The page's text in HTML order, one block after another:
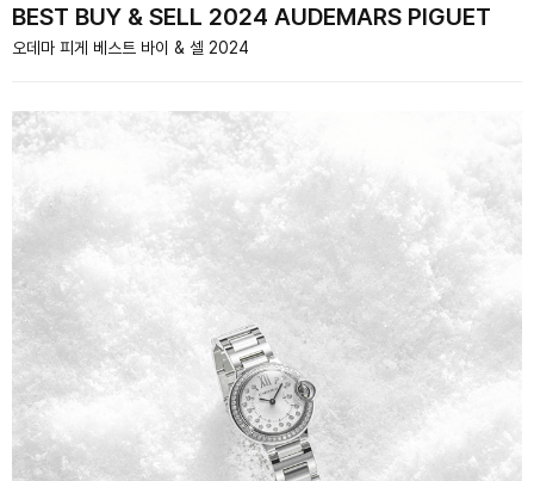
BEST BUY & SELL 2024 AUDEMARS PIGUET
오데마 피게 베스트 바이 & 셀 2024